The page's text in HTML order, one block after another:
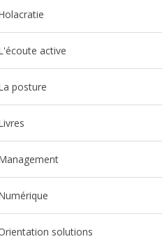
Holacratie
l'écoute active
La posture
Livres
Management
Numérique
Orientation solutions